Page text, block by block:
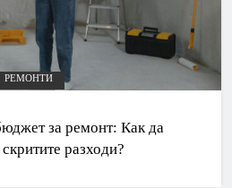
РЕМОНТИ
за ремонт: Как да
разходи?